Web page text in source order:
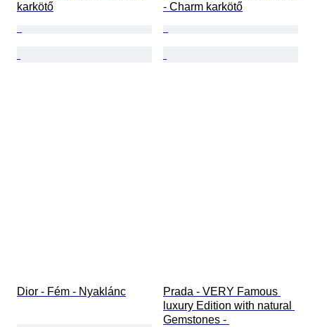
karkötő
- Charm karkötő
Dior - Fém - Nyaklánc
Prada - VERY Famous
luxury Edition with natural
Gemstones -